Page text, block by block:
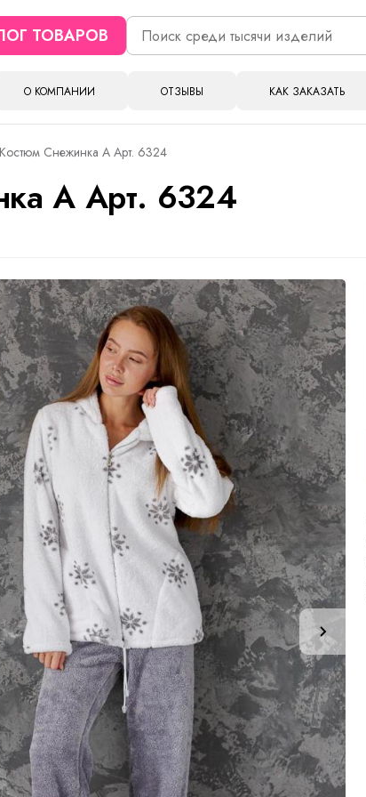
ТОВАРОВ
О КОМПАНИИ ОТЗЫВЫ КАК ЗАКАЗАТЬ
Костюм Снежинка А Арт. 6324
А Арт. 6324